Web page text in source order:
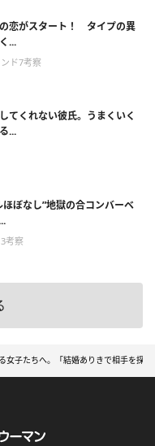
恋がスタート！ タイプの異
...
ド7考察
てくれない彼氏。うまくいく
...
ぼなし”地獄の合コンバーベ
考察
女子たちへ。「結婚ありきで相手を探さ